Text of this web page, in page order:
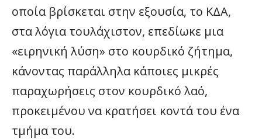
οποία βρίσκεται στην εξουσία, το ΚΔΑ,
στα λόγια τουλάχιστον, επεδίωκε μια
«ειρηνική λύση» στο κουρδικό ζήτημα,
κάνοντας παράλληλα κάποιες μικρές
παραχωρήσεις στον κουρδικό λαό,
προκειμένου να κρατήσει κοντά του ένα
τμήμα του.